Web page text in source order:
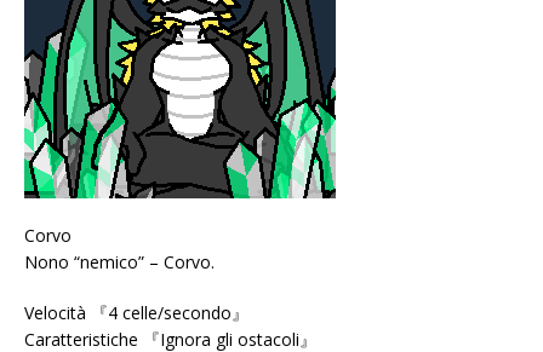
Corvo
Nono “nemico” – Corvo.
Velocità 『4 celle/secondo』
Caratteristiche 『Ignora gli ostacoli』